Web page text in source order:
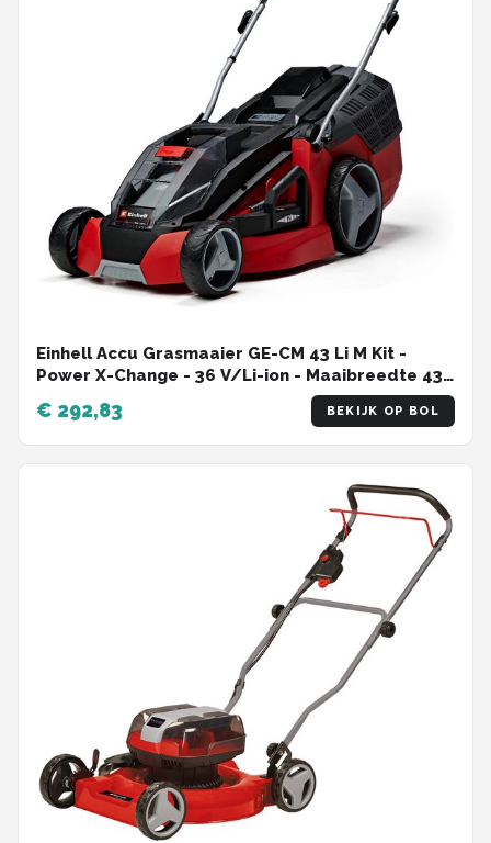
Einhell Accu Grasmaaier GE-CM 43 Li M Kit -
Power X-Change - 36 V/Li-ion - Maaibreedte 43
cm - Aanbevolen gazonoppervlakte: tot 600 m² -
63 L opvangbak - Maaihoogte: 25-75 mm - Incl. 2x
4.0Ah accu + 2x oplader
€ 292,83 BEKIJK OP BOL